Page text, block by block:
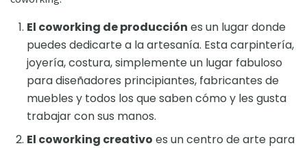
El coworking de producción es un lugar donde
puedes dedicarte a la artesanía. Esta carpintería,
joyería, costura, simplemente un lugar fabuloso
para diseñadores principiantes, fabricantes de
muebles y todos los que saben cómo y les gusta
trabajar con sus manos.
El coworking creativo es un centro de arte para